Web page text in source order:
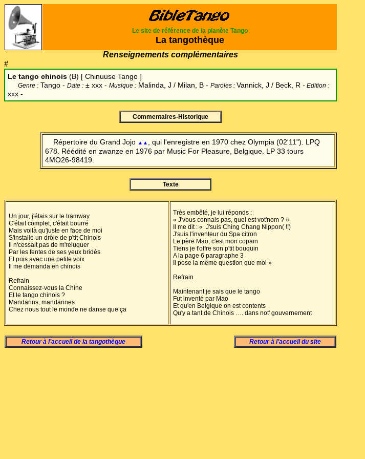
Le site de référence de la planète Tango
La tangothèque
Renseignements complémentaires
#
Le tango chinois (B) [ Chinuuse Tango ]
Genre : Tango - Date : ± xxx - Musique : Malinda, J / Milan, B - Paroles : Vannick, J / Beck, R - Edition :
xxx -
Commentaires-Historique
Répertoire du Grand Jojo ▲▲
, qui l'enregistre en 1970 chez Olympia (02'11"). LPQ
678. Réédité en zwanze en 1976 par Music For Pleasure, Belgique. LP 33 tours
4MO26-98419.
Texte
Un jour, j'étais sur le tramway
C'était complet, c'était bourré
Mais voilà qu'juste en face de moi
S'installe un drôle de p'tit Chinois
Il n'cessait pas de m'reluquer
Par les fentes de ses yeux bridés
Et puis avec une petite voix
Il me demanda en chinois
Refrain
Connaissez-vous la Chine
Et le tango chinois ?
Mandarins, mandarines
Chez nous tout le monde ne danse que ça
Très embêté, je lui réponds :
« J'vous connais pas, quel est vot'nom ? »
Il me dit : « J'suis Ching Chang Nippon( !!)
J'suis l'inventeur du Spa citron
Le père Mao, c'est mon copain
Tiens je t'offre son p'tit bouquin
A la page 6 paragraphe 3
Il pose la même question que moi »
Refrain
Maintenant je sais que le tango
Fut inventé par Mao
Et qu'en Belgique on est contents
Qu'y a tant de Chinois …. dans not' gouvernement
Retour à l’accueil de la tangothèque Retour à l’accueil du site